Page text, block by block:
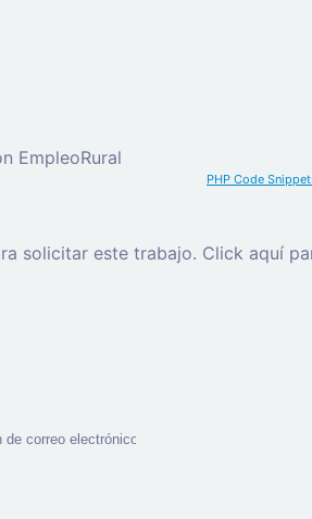
EmpleoRural
PHP Code
solicitar este trabajo. Click aquí